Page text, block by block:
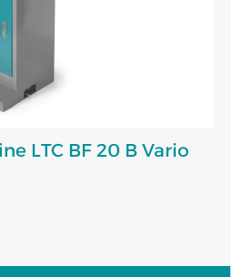
LTC BF 20 B Vario